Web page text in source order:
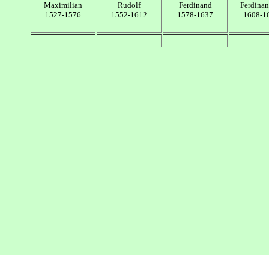
Maximilian
1527-1576
Rudolf
1552-1612
Ferdinand
1578-1637
1608-